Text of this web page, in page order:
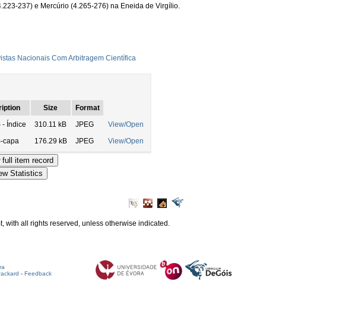
237) e Mercúrio (4.265-276) na Eneida de Virgílio.
Nacionais Com Arbitragem Científica
Size
Format
- Índice 310.11 kB JPEG
View/Open
capa 176.29 kB JPEG View/Open
with all rights reserved, unless otherwise indicated.
- Feedback